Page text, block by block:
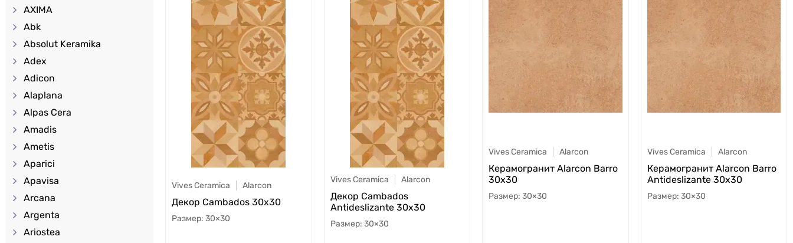
AXIMA
Abk
Absolut Keramika
Adex
Adicon
Alaplana
Alpas Cera
Amadis
Ametis
Aparici
Apavisa
Arcana
Argenta
Ariostea
Vives Ceramica Alarcon
Декор Cambados 30x30
30×30
Vives Ceramica Alarcon
Декор Cambados
Antideslizante 30x30
30×30
Vives Ceramica Alarcon
Керамогранит Alarcon Barro
30x30
30×30
Vives Ceramica Alarcon
Керамогранит Alarcon Barro
Antideslizante 30x30
30×30